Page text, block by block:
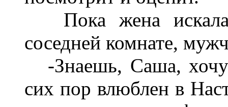
Пока жена искала
соседней комнате,
-Знаешь, Саша, хочу
сих пор влюблен в